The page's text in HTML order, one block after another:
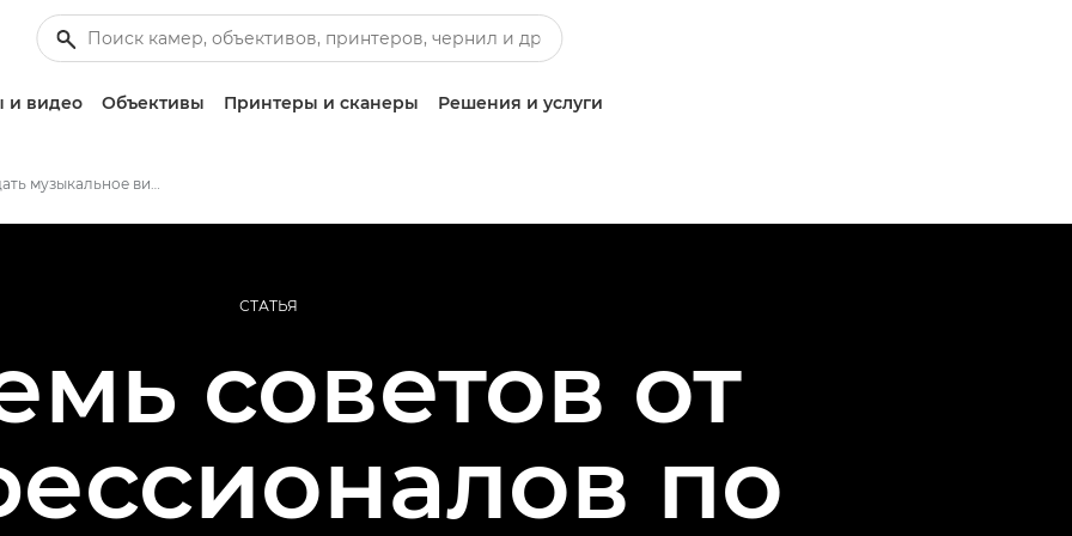
и видео Объективы Принтеры и сканеры Решения и услуги
Как создать музыкальное видео
СТАТЬЯ
советов от
по